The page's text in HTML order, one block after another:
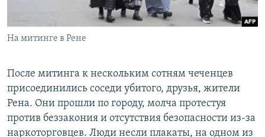
На митинге в Рене
После митинга к нескольким сотням чеченцев
присоединились соседи убитого, друзья, жители
Рена. Они прошли по городу, молча протестуя
против беззакония и отсутствия безопасности из-за
наркоторговцев. Люди несли плакаты, на одном из